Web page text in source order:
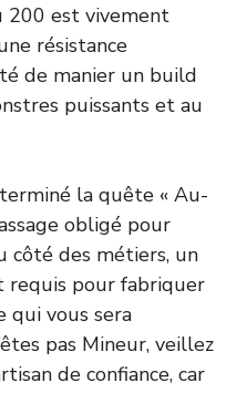
200 est vivement
résistance
de manier un build
puissants et au
la quête « Au-
obligé pour
côté des métiers, un
requis pour fabriquer
qui vous sera
pas Mineur, veillez
de confiance, car